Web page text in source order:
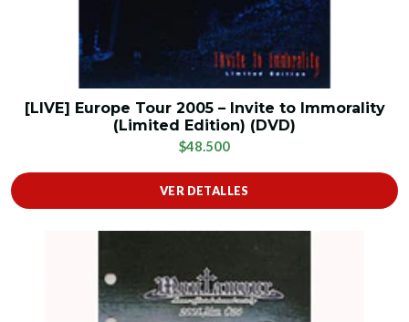
[LIVE] Europe Tour 2005 – Invite to Immorality
(Limited Edition) (DVD)
$48.500
VER DETALLES